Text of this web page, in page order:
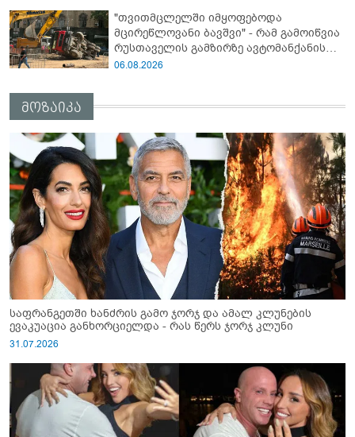
არამედ აღვადგინო ხაზის ტელეფონიც" -
გია ჯაფარიძე
"თვითმცლელში იმყოფებოდა
მცირეწლოვანი ბავშვი" - რამ გამოიწვია
რუსთაველის გამზირზე ავტომანქანის
გადაბრუნება: “ჯივიპი” განცხადებას
06.08.2026
მოზაიკა
საფრანგეთში ხანძრის გამო ჯორჯ და ამალ კლუნების
ევაკუაცია განხორციელდა - რას წერს ჯორჯ კლუნი
31.07.2026